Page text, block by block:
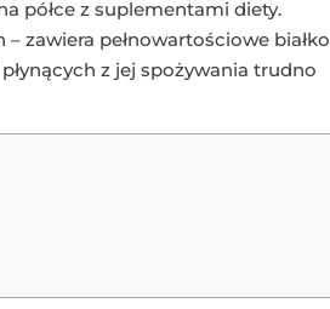
półce z suplementami diety.
zawiera pełnowartościowe białko
z jej spożywania trudno